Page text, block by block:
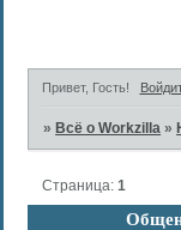
Привет, Гость!
» Всё о Workzilla »
Страница:1